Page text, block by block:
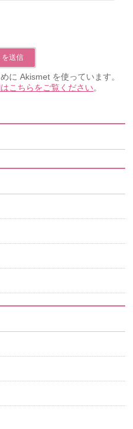
に Akismet を使っています。
こちらをご覧ください。